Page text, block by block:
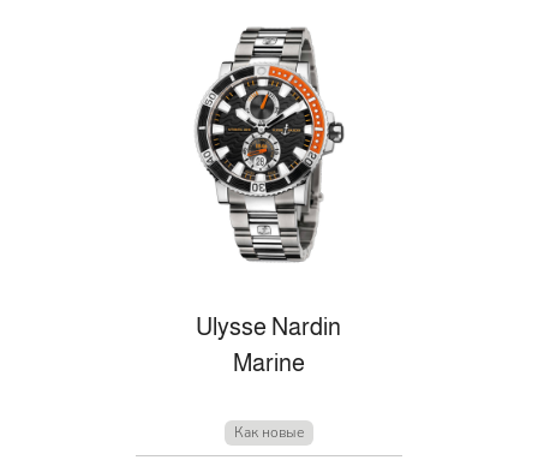
Ulysse Nardin
Marine
Как новые